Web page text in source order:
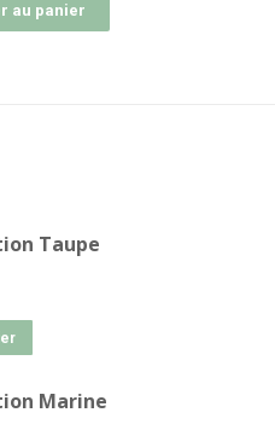
au panier
Taupe
Marine